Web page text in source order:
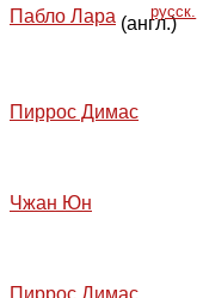
Пабло Лара (англ.)
русск.
Пиррос Димас
Чжан Юн
Пиррос Димас